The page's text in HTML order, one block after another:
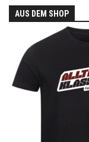
AUS DEM SHOP